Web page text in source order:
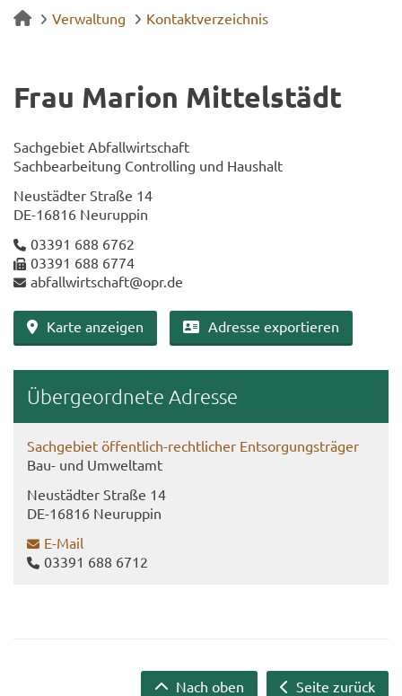
Verwaltung Kontaktverzeichnis
Frau Ma­ri­on Mit­tel­städt
Sach­ge­biet Ab­fall­wirt­schaft
Sach­be­ar­bei­tung Con­trol­ling und Haus­halt
Neu­städ­ter Stra­ße 14
DE-​16816 Neu­rup­pin
03391 688 6762
03391 688 6774
ab­fall­wirt­schaft@opr.de
Karte an­zei­gen Adres­se ex­por­tie­ren
Über­ge­ord­ne­te Adres­se
Sach­ge­biet öffentlich-​rechtlicher Ent­sor­gungs­trä­ger
Bau- und Um­welt­amt
Neu­städ­ter Stra­ße 14
DE-​16816 Neu­rup­pin
E-​Mail
03391 688 6712
Seite zurück
Nach oben